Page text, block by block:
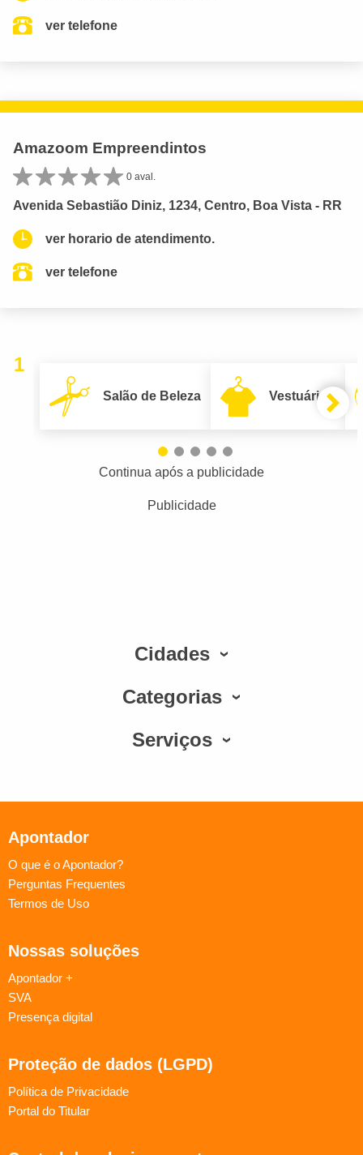
ver telefone
Amazoom Empreendintos
0 aval.
Avenida Sebastião Diniz, 1234, Centro, Boa Vista - RR
ver horario de atendimento.
ver telefone
1
Salão de Beleza Vestuário
Continua após a publicidade
Publicidade
Cidades
Categorias
Serviços
Apontador
O que é o Apontador?
Perguntas Frequentes
Termos de Uso
Nossas soluções
Apontador +
SVA
Presença digital
Proteção de dados (LGPD)
Política de Privacidade
Portal do Titular